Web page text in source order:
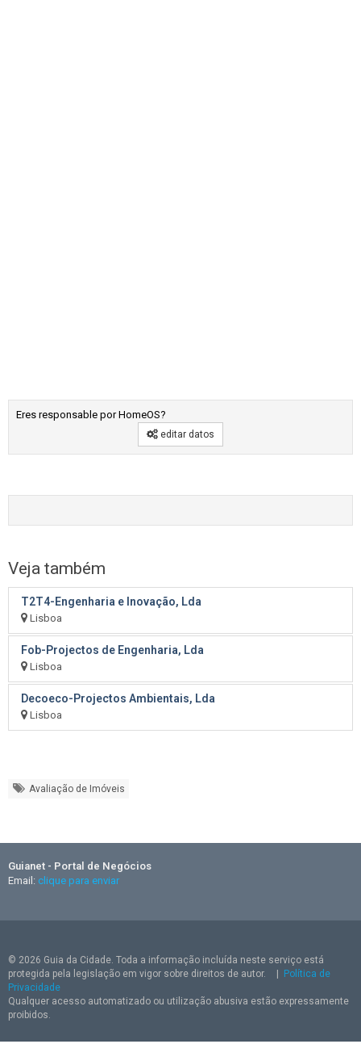
Eres responsable por HomeOS?
editar datos
Veja também
T2T4-Engenharia e Inovação, Lda
Lisboa
Fob-Projectos de Engenharia, Lda
Lisboa
Decoeco-Projectos Ambientais, Lda
Lisboa
Avaliação de Imóveis
Guianet - Portal de Negócios
Email: clique para enviar
© 2026 Guia da Cidade. Toda a informação incluída neste serviço está
protegida pela legislação em vigor sobre direitos de autor.
Política de
Privacidade
Qualquer acesso automatizado ou utilização abusiva estão expressamente
proibidos.